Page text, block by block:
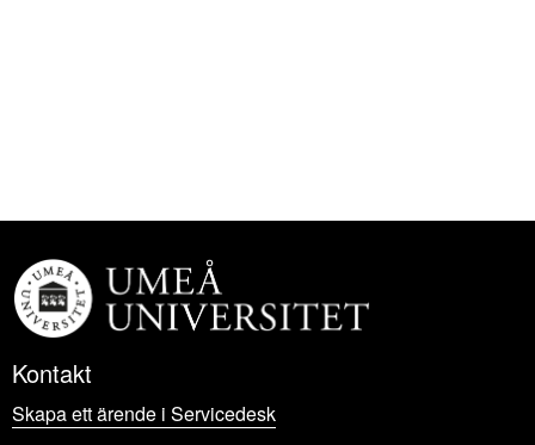
Kontakt
Skapa ett ärende i Servicedesk